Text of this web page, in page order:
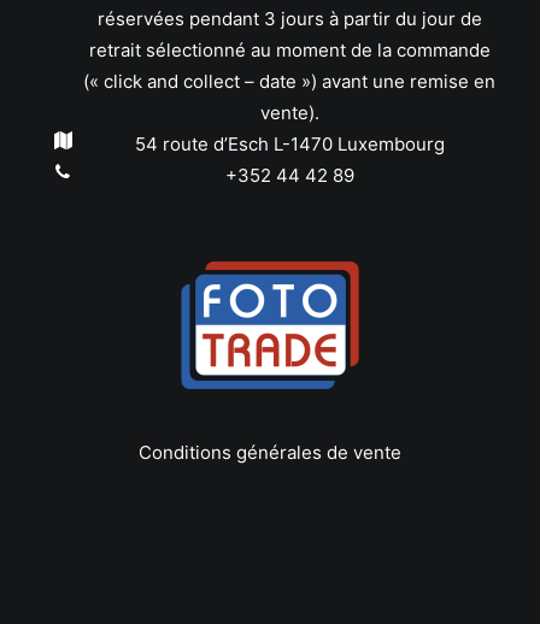
réservées pendant 3 jours à partir du jour de
retrait sélectionné au moment de la commande
(« click and collect – date ») avant une remise en
vente).
54 route d’Esch L-1470 Luxembourg
+352 44 42 89
Conditions générales de vente